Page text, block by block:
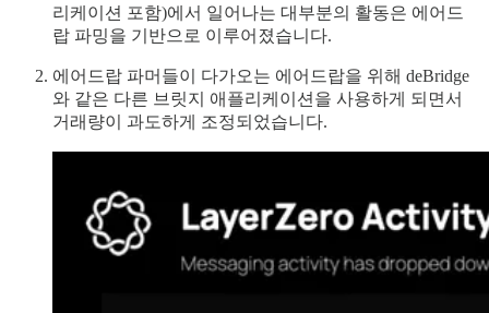
리케이션 포함)에서 일어나는 대부분의 활동은 에어드
랍 파밍을 기반으로 이루어졌습니다.
에어드랍 파머들이 다가오는 에어드랍을 위해 deBridge
와 같은 다른 브릿지 애플리케이션을 사용하게 되면서
거래량이 과도하게 조정되었습니다.